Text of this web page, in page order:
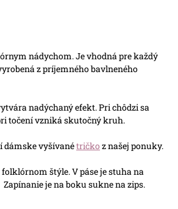
nádychom. Je vhodná pre každý
z príjemného bavlneného
nadýchaný efekt. Pri chôdzi sa
točení vzniká skutočný kruh.
dámske vyšívanétričko z našej ponuky.
štýle. V páse je stuha na
je na boku sukne na zips.